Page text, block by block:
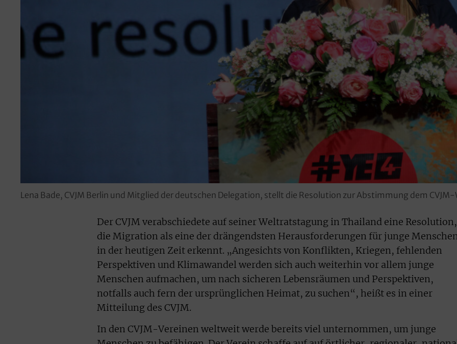
Lena Bade, CVJM Berlin und Mitglied der deutschen Delegation, stellt die Resolution zur Abstimmung dem
Der CVJM verabschiedete auf seiner Weltratstagung in Thailand eine Resolution,
die Migration als eine der drängendsten Herausforderungen für junge
in der heutigen Zeit erkennt. „Angesichts von Konflikten, Kriegen, fehlenden
Perspektiven und Klimawandel werden sich auch weiterhin vor allem junge
Menschen aufmachen, um nach sicheren Lebensräumen und Perspektiven,
notfalls auch fern der ursprünglichen Heimat, zu suchen“, heißt es in einer
Mitteilung des CVJM.
In den CVJM-Vereinen weltweit werde bereits viel unternommen, um junge